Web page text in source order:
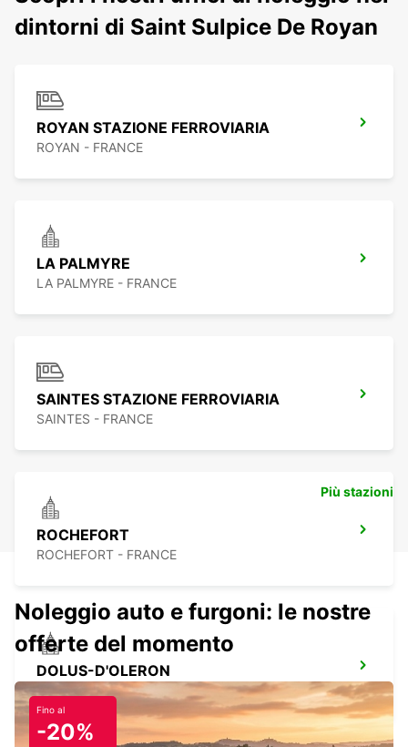
dintorni di Saint Sulpice De Royan
ROYAN STAZIONE FERROVIARIA
ROYAN - FRANCE
LA PALMYRE
LA PALMYRE - FRANCE
SAINTES STAZIONE FERROVIARIA
SAINTES - FRANCE
ROCHEFORT
ROCHEFORT - FRANCE
DOLUS-D'OLERON
DOLUS D OLERON - FRANCE
Più stazioni
Noleggio auto e furgoni: le nostre
offerte del momento
Fino al
-20%